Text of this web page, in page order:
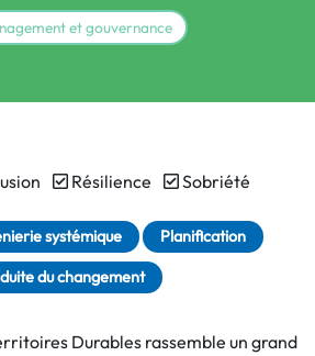
et gouvernance
Résilience Sobriété
systémique Planification
du changement
Durables rassemble un grand